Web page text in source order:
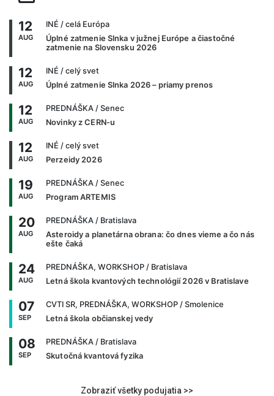
12
AUG
INÉ / celá Európa
Úplné zatmenie Slnka v južnej Európe a čiastočné
zatmenie na Slovensku 2026
12
AUG
INÉ / celý svet
Úplné zatmenie Slnka 2026 – priamy prenos
12
AUG
PREDNÁŠKA / Senec
Novinky z CERN-u
12
AUG
INÉ / celý svet
Perzeidy 2026
19
AUG
PREDNÁŠKA / Senec
Program ARTEMIS
20
AUG
PREDNÁŠKA / Bratislava
Asteroidy a planetárna obrana: čo dnes vieme a čo nás
ešte čaká
24
AUG
PREDNÁŠKA, WORKSHOP / Bratislava
Letná škola kvantových technológií 2026 v Bratislave
07
SEP
CVTI SR, PREDNÁŠKA, WORKSHOP / Smolenice
Letná škola občianskej vedy
08
SEP
PREDNÁŠKA / Bratislava
Skutočná kvantová fyzika
Zobraziť všetky podujatia >>